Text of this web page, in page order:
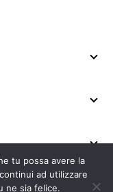
tu possa avere la
ad utilizzare
ne sia felice.